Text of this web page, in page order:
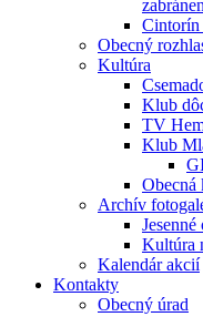
Cintorín
Obecný
Kultúra
Klub
TV
Klub
Obecná
Archív
Jesenné
Kultúra
Kalendár akcií
Kontakty
Obecný úrad